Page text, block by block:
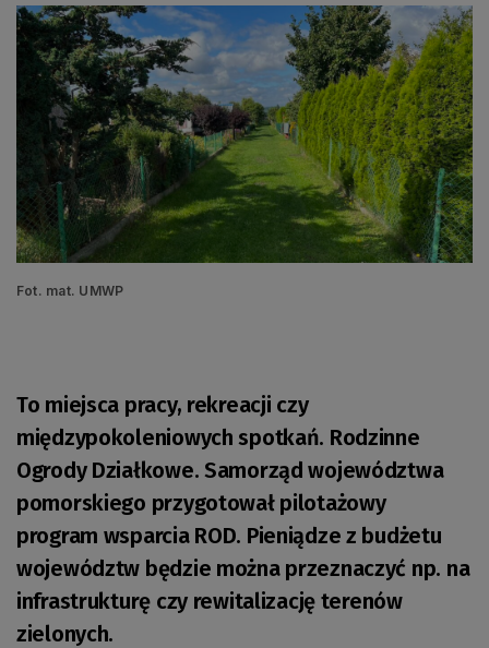
Fot. mat. UMWP
To miejsca pracy, rekreacji czy
międzypokoleniowych spotkań. Rodzinne
Ogrody Działkowe. Samorząd województwa
pomorskiego przygotował pilotażowy
program wsparcia ROD. Pieniądze z budżetu
województw będzie można przeznaczyć np. na
infrastrukturę czy rewitalizację terenów
zielonych.